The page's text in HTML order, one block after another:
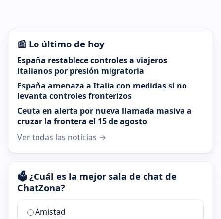
📰 Lo último de hoy
España restablece controles a viajeros
italianos por presión migratoria
España amenaza a Italia con medidas si no
levanta controles fronterizos
Ceuta en alerta por nueva llamada masiva a
cruzar la frontera el 15 de agosto
Ver todas las noticias →
🗳️ ¿Cuál es la mejor sala de chat de
ChatZona?
¿Cuál
Amistad